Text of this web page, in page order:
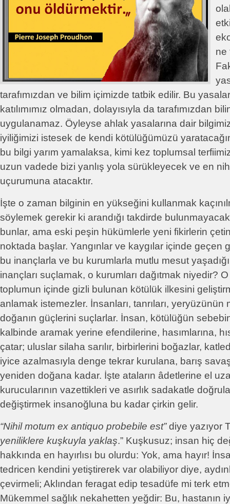
ne
tarafımızdan ve bilim içimizde tatbik edilir. Bu
katılımımız olmadan, dolayısıyla da tarafımızdan
uygulanamaz. Öyleyse ahlak yasalarına dair
iyiliğimizi istesek de kendi kötülüğümüzü
bu bilgi yarım yamalaksa, kimi kez toplumsal
uzun vadede bizi yanlış yola sürükleyecek ve en
uçurumuna atacaktır.
İşte o zaman bilginin en yükseğini kullanmak
söylemek gerekir ki arandığı takdirde
bunlar, ama eski peşin hükümlerle yeni fikirlerin
noktada başlar. Yangınlar ve kaygılar içinde geçen
bu inançlarla ve bu kurumlarla mutlu mesut yaşadığı
inançları suçlamak, o kurumları dağıtmak niyedir?
toplumun içinde gizli bulunan kötülük ilkesini
anlamak istemezler. İnsanları, tanrıları, yeryüzünün
doğanın güçlerini suçlarlar. İnsan, kötülüğün
kalbinde aramak yerine efendilerine, hasımlarına,
çatar; uluslar silaha sarılır, birbirlerini boğazlar,
iyice azalmasıyla denge tekrar kurulana, barış
yeniden doğana kadar. İşte ataların âdetlerine el
kurucularının vazettikleri ve asırlık sadakatle
değiştirmek insanoğluna bu kadar çirkin gelir.
“Nihil motum ex antiquo probebile est”diye yazıyor
yeniliklere kuşkuyla yaklaş.” Kuşkusuz; insan hiç
hakkında en hayırlısı bu olurdu: Yok, ama hayır!
tedricen kendini yetiştirerek var olabiliyor diye,
çevirmeli; Aklından feragat edip tesadüfe mi terk
Mükemmel sağlık nekahetten yeğdir: Bu, hastanın